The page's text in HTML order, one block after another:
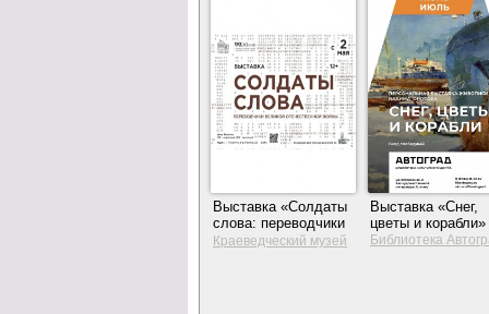
Выставка «Солдаты
слова: переводчики
Великой
Краеведческий музей
Выставка «Снег,
цветы и корабли»
Библиотека